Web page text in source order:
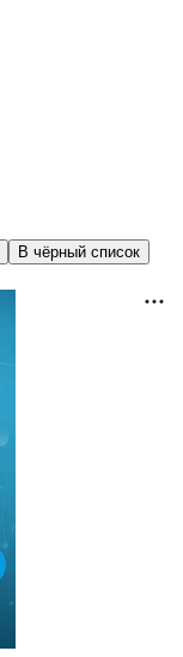
В чёрный список